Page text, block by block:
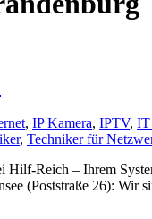
, IP Kamera, IPTV, IT
, Techniker für
Reich – Ihrem
(Poststraße 26):